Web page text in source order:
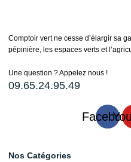
Comptoir vert ne cesse d’élargir sa
pépinière, les espaces verts et
Une question ? Appelez nous !
09.65.24.95.49
Nos Catégories